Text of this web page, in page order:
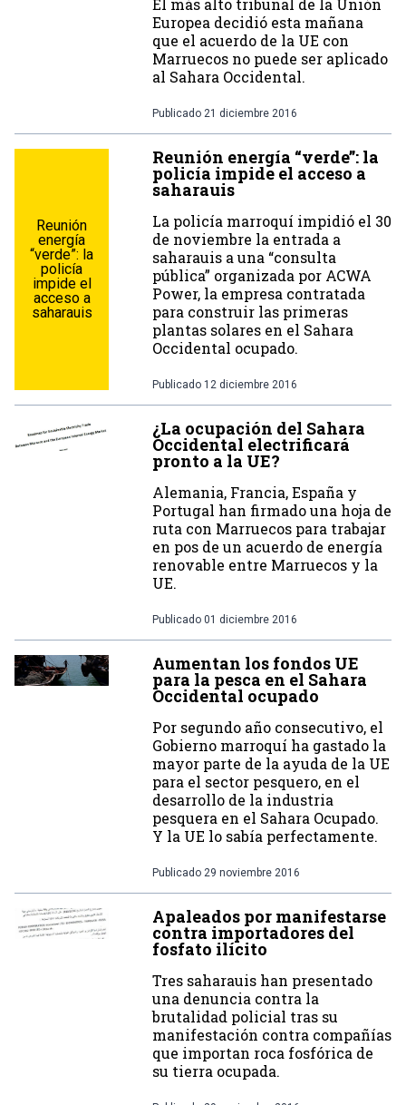
El más alto tribunal de la Unión
Europea decidió esta mañana
que el acuerdo de la UE con
Marruecos no puede ser aplicado
al Sahara Occidental.
Publicado 21 diciembre 2016
Reunión
energía
“verde”: la
policía
impide el
acceso a
saharauis
Reunión energía “verde”: la
policía impide el acceso a
saharauis
La policía marroquí impidió el 30
de noviembre la entrada a
saharauis a una “consulta
pública” organizada por ACWA
Power, la empresa contratada
para construir las primeras
plantas solares en el Sahara
Occidental ocupado.
Publicado 12 diciembre 2016
¿La ocupación del Sahara
Occidental electrificará
pronto a la UE?
Alemania, Francia, España y
Portugal han firmado una hoja de
ruta con Marruecos para trabajar
en pos de un acuerdo de energía
renovable entre Marruecos y la
UE.
Publicado 01 diciembre 2016
Aumentan los fondos UE
para la pesca en el Sahara
Occidental ocupado
Por segundo año consecutivo, el
Gobierno marroquí ha gastado la
mayor parte de la ayuda de la UE
para el sector pesquero, en el
desarrollo de la industria
pesquera en el Sahara Ocupado.
Y la UE lo sabía perfectamente.
Publicado 29 noviembre 2016
Apaleados por manifestarse
contra importadores del
fosfato ilícito
Tres saharauis han presentado
una denuncia contra la
brutalidad policial tras su
manifestación contra compañías
que importan roca fosfórica de
su tierra ocupada.